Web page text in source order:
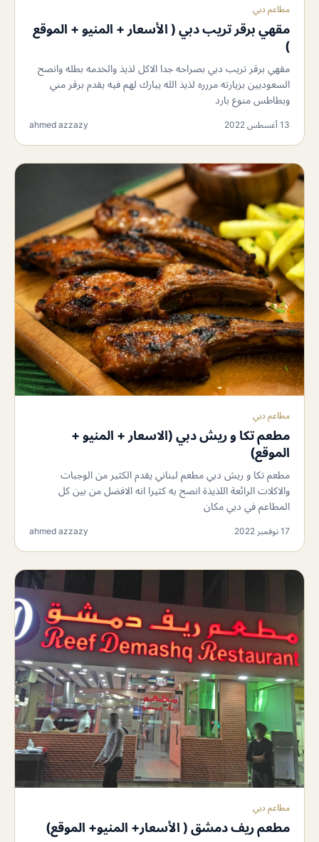
مطاعم دبي
مقهي برقر تريب دبي ( الأسعار + المنيو + الموقع
)
مقهي برقر تريب دبي بصراحه جدا الاكل لذيذ والخدمه بطله وانصح
السعوديين بزيارته مررره لذيذ الله يبارك لهم فيه يقدم برقر مني
وبطاطس منوع بارد
13 أغسطس 2022 ahmed azzazy
مطاعم دبي
مطعم تكا و ريش دبي (الاسعار + المنيو +
الموقع)
مطعم تكا و ريش دبي مطعم لبناني يقدم الكثير من الوجبات
والاكلات الرائعة اللذيذة انصح به كثيرا انه الافضل من بين كل
المطاعم في دبي مكان
17 نوفمبر 2022 ahmed azzazy
مطاعم دبي
مطعم ريف دمشق ( الأسعار+ المنيو+ الموقع)